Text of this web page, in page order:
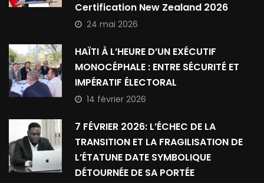
Certification New Zealand 2026
24 mai 2026
HAÏTI À L’HEURE D’UN EXÉCUTIF
MONOCÉPHALE : ENTRE SÉCURITÉ ET
IMPÉRATIF ÉLECTORAL
14 février 2026
7 FÉVRIER 2026: L’ÉCHEC DE LA
TRANSITION ET LA FRAGILISATION DE
L’ÉTATUNE DATE SYMBOLIQUE
DÉTOURNÉE DE SA PORTÉE